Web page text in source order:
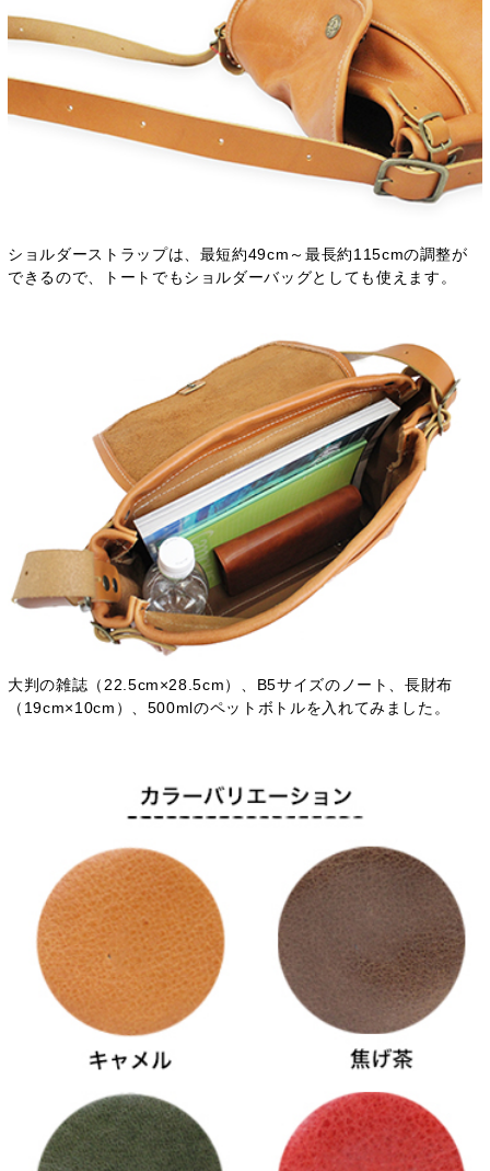
ショルダーストラップは、最短約49cm～最長約115cmの調整が
できるので、トートでもショルダーバッグとしても使えます。
大判の雑誌（22.5cm×28.5cm）、B5サイズのノート、長財布
（19cm×10cm）、500mlのペットボトルを入れてみました。